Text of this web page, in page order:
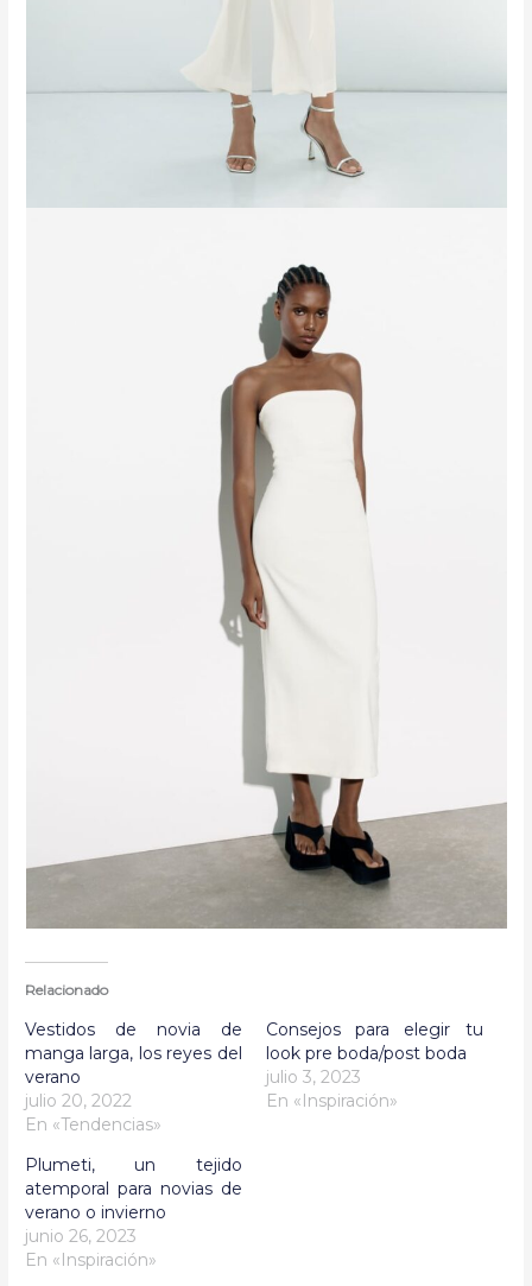
Relacionado
Vestidos de novia de
manga larga, los reyes del
verano
julio 20, 2022
En «Tendencias»
Consejos para elegir tu
look pre boda/post boda
julio 3, 2023
En «Inspiración»
Plumeti, un tejido
atemporal para novias de
verano o invierno
junio 26, 2023
En «Inspiración»